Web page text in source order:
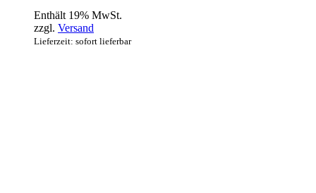
Enthält 19% MwSt.
zzgl. Versand
Lieferzeit: sofort lieferbar